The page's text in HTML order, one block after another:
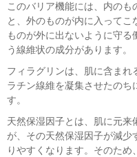
このバリア機能には、内のも
と、外のものが内に入って
ものが外に出ないように守
う線維状の成分があります。
フィラグリンは、肌に含まれ
ラチン線維を凝集させたのち
す。
天然保湿因子とは、肌に元来
が、その天然保湿因子が減少
りやすくなります。そのた